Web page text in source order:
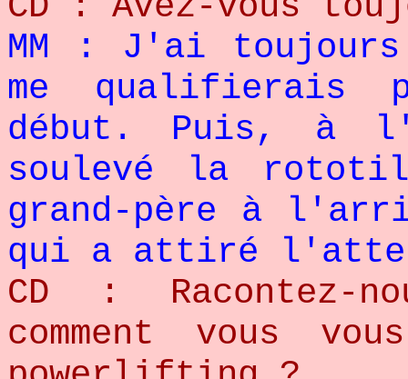
MM : J'ai
me qualifierais
début. Puis, à
soulevé la
grand-père à
qui a attiré
CD : Racontez-
comment vous